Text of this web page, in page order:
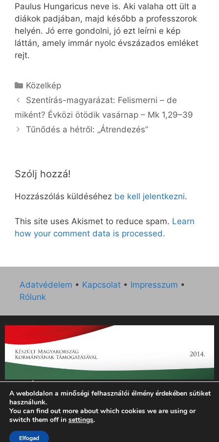
Paulus Hungaricus neve is. Aki valaha ott ült a
diákok padjában, majd később a professzorok
helyén. Jó erre gondolni, jó ezt leírni e kép
láttán, amely immár nyolc évszázados emléket
rejt.
Kategória
Közelkép
Szentírás-magyarázat: Felismerni – de
miként? Évközi ötödik vasárnap – Mk 1,29–39
Tűnődés a hétről: „Átrendezés”
Szólj hozzá!
Hozzászólás küldéséhez be kell jelentkezni.
This site uses Akismet to reduce spam. Learn
how your comment data is processed.
Adatvédelem • Kapcsolat • Impresszum •
Rólunk
„Az Új Ember katolikus hetilap 2014. évi működésének
támogatását az EGYH-KCP-14-P-0121 sz. támogatási
szerződés keretében 3 000 000 Ft összegben támogatta az
Emberi Erőforrások Minisztériuma.”
© 2026 Magyar Kurír - Új Ember
A weboldalon a minőségi felhasználói élmény érdekében sütiket
használunk.
You can find out more about which cookies we are using or
switch them off in settings.
Elfogad